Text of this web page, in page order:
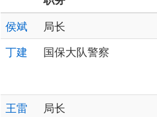
侯斌
局长
丁建
国保大队警察
王雷
局长